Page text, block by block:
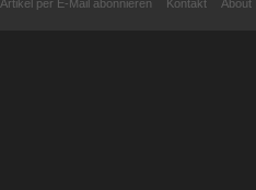
Artikel per E-Mail abonnieren Kontakt About